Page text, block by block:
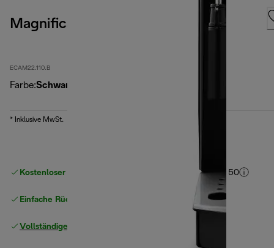
Magnifica S, Black
ECAM22.110.B
Farbe:Schwarz
* Inklusive MwSt.
Kostenloser Versand ab einem Einkaufswert von CHF 50
Einfache Rückgabe
Vollständige Herstellergarantie